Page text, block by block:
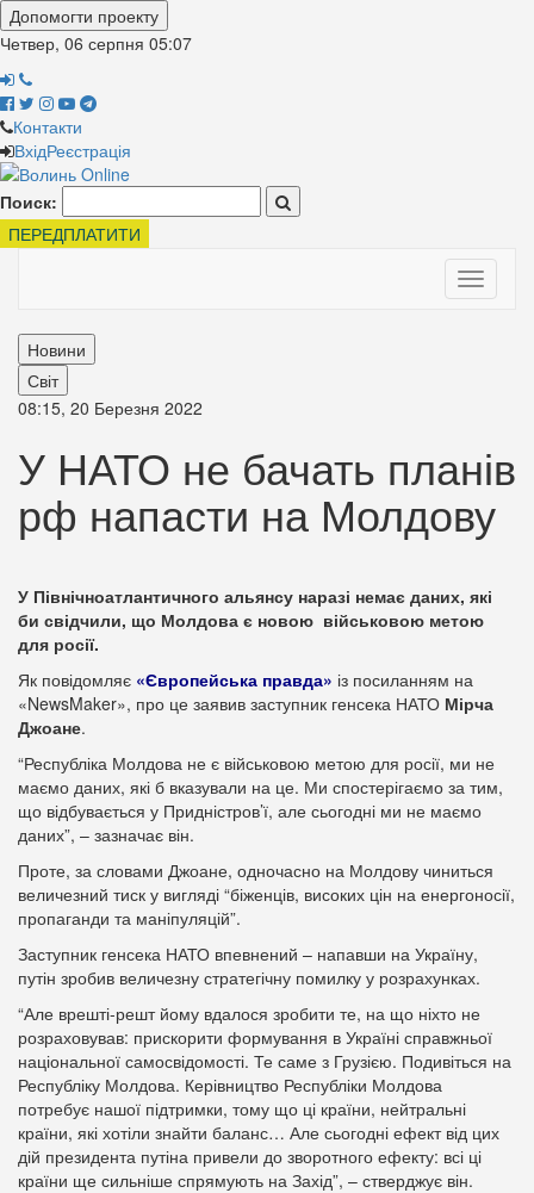
Допомогти проекту
Четвер, 06 серпня 05:07
Контакти
ВхідРеєстрація
Поиск:
ПЕРЕДПЛАТИТИ
Toggle
Новини
Світ
08:15, 20 Березня 2022
У НАТО не бачать планів
рф напасти на Молдову
У Північноатлантичного альянсу наразі немає даних, які
би свідчили, що Молдова є новою військовою метою
для росії.
Як повідомляє «Європейська правда» із посиланням на
«NewsMaker», про це заявив заступник генсека НАТО Мірча
Джоане.
“Республіка Молдова не є військовою метою для росії, ми не
маємо даних, які б вказували на це. Ми спостерігаємо за тим,
що відбувається у Придністров’ї, але сьогодні ми не маємо
даних”, – зазначає він.
Проте, за словами Джоане, одночасно на Молдову чиниться
величезний тиск у вигляді “біженців, високих цін на енергоносії,
пропаганди та маніпуляцій”.
Заступник генсека НАТО впевнений – напавши на Україну,
путін зробив величезну стратегічну помилку у розрахунках.
“Але врешті-решт йому вдалося зробити те, на що ніхто не
розраховував: прискорити формування в Україні справжньої
національної самосвідомості. Те саме з Грузією. Подивіться на
Республіку Молдова. Керівництво Республіки Молдова
потребує нашої підтримки, тому що ці країни, нейтральні
країни, які хотіли знайти баланс… Але сьогодні ефект від цих
дій президента путіна привели до зворотного ефекту: всі ці
країни ще сильніше спрямують на Захід”, – стверджує він.